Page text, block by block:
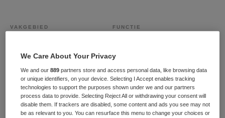
VAKGEBIED FUNCTIE
BRANCHE
Ziekenhuis
AANSTELLING
Tijdelijk met uitzicht op vast
PLAATSINGSDATUM
28 april 2026
NIVEAU
HBO
We Care About Your Privacy
We and our889 partners store and access personal data, like browsing data
or unique identifiers, on your device. Selecting I Accept enables tracking
technologies to support the purposes shown under we and our partners
process data to provide. Selecting Reject All or withdrawing your consent will
disable them. If trackers are disabled, some content and ads you see may not
be as relevant to you. You can resurface this menu to change your choices or